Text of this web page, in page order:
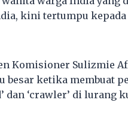
kini tertumpu
Komisioner Sulizmie
besar ketika membuat
dan ‘crawler’ di lurang